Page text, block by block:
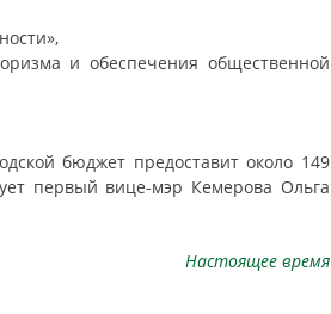
и обеспечения общественной
бюджет предоставит около 149
первый вице-мэр Кемерова Ольга
Настоящее время